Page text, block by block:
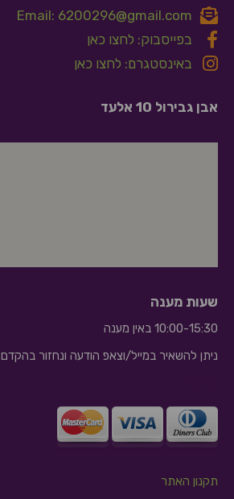
Email: 6200296@gmail.com
בפייסבוק: לחצו כאן
באינסטגרם: לחצו כאן
אבן גבירול 10 אלעד
שעות מענה
10:00-15:30 באין מענה
ניתן להשאיר במייל/וצאפ הודעה ונחזור בהקדם
תקנון האתר